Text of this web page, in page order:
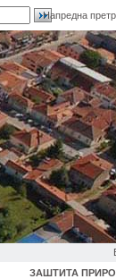
Напредна
ЗАШТИТА